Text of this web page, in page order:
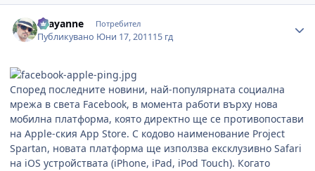
chayanne Потребител
Публикувано Юни 17, 201115 гд
Според последните новини, най-популярната социална
мрежа в света Facebook, в момента работи върху нова
мобилна платформа, която директно ще се противопостави
на Apple-ския App Store. С кодово наименование Project
Spartan, новата платформа ще използва ексклузивно Safari
на iOS устройствата (iPhone, iPad, iPod Touch). Когато